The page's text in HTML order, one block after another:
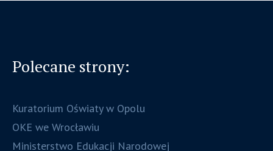
Polecane strony:
Kuratorium Oświaty w Opolu
OKE we Wrocławiu
Ministerstwo Edukacji Narodowej